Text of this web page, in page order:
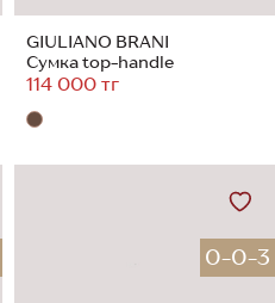
GIULIANO BRANI
Сумка top-handle
114 000 тг
0-0-3